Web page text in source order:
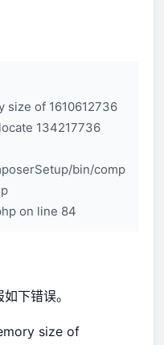
size of 1610612736
134217736
bin/comp
on line 84
下错误。
size of